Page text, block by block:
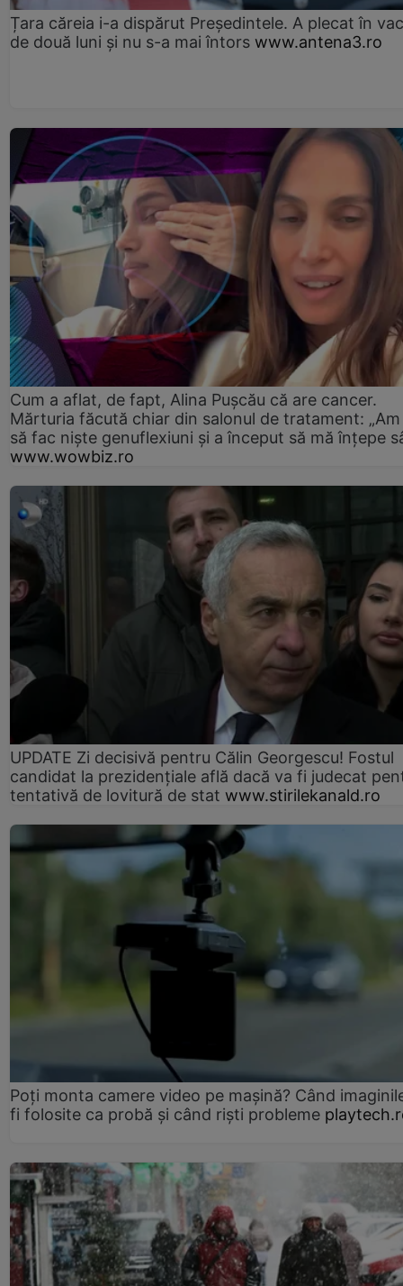
Țara căreia i-a dispărut Președintele. A plecat în
de două luni și nu s-a mai întors www.antena3.ro
Cum a aflat, de fapt, Alina Pușcău că are cancer.
Mărturia făcută chiar din salonul de tratament:
să fac niște genuflexiuni și a început să mă înțepe
www.wowbiz.ro
UPDATE Zi decisivă pentru Călin Georgescu! Fostul
candidat la prezidențiale află dacă va fi judecat
tentativă de lovitură de stat www.stirilekanald.ro
Poți monta camere video pe mașină? Când
fi folosite ca probă și când riști probleme